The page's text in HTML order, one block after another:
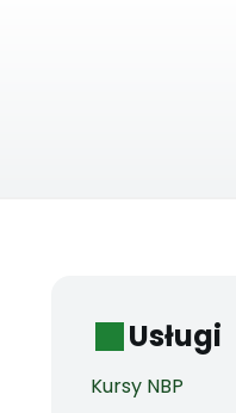
Usługi
Kursy NBP